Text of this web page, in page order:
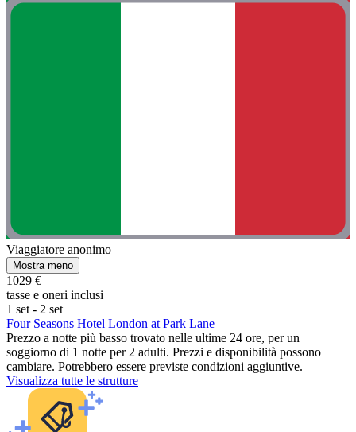
Viaggiatore anonimo
Mostra meno
1029 €
tasse e oneri inclusi
1 set - 2 set
Four Seasons Hotel London at Park Lane
Prezzo a notte più basso trovato nelle ultime 24 ore, per un
soggiorno di 1 notte per 2 adulti. Prezzi e disponibilità possono
cambiare. Potrebbero essere previste condizioni aggiuntive.
Visualizza tutte le strutture